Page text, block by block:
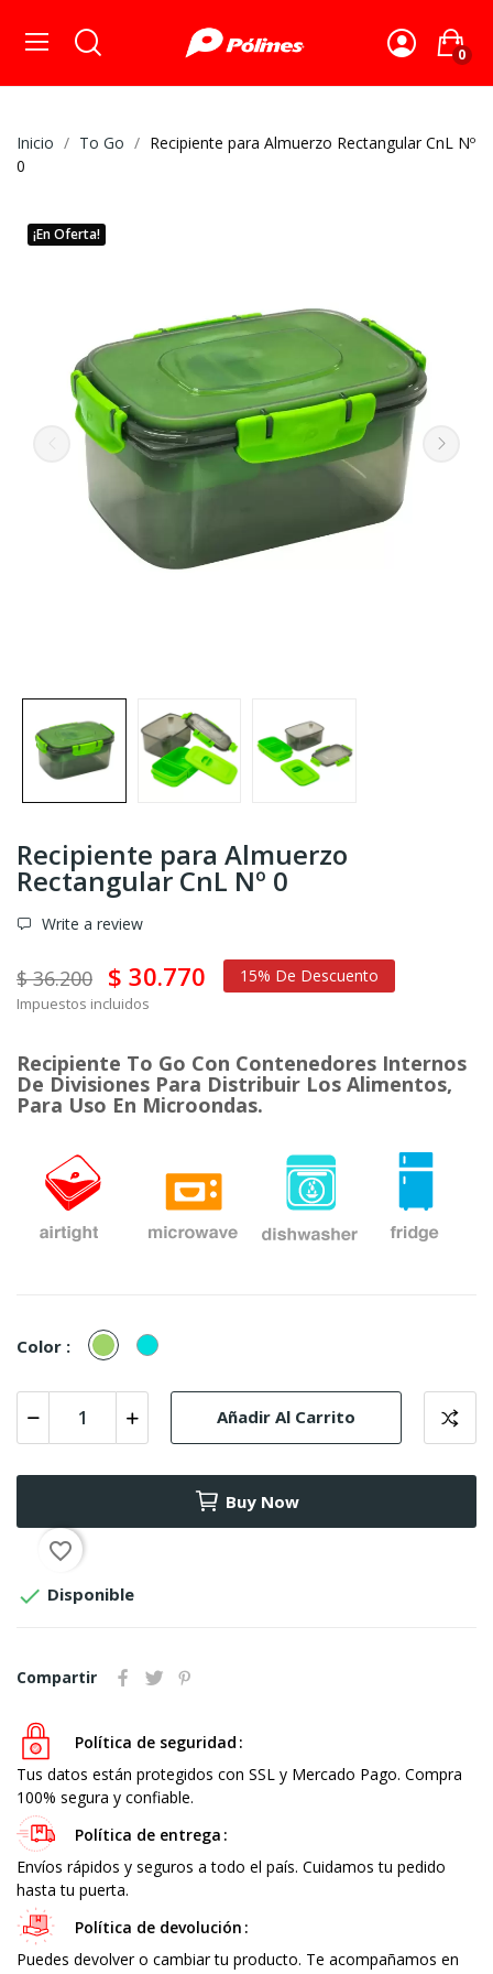
0
Inicio To Go
Recipiente para Almuerzo Rectangular CnL Nº
0
¡En Oferta!
Recipiente para Almuerzo
Rectangular CnL Nº 0
Write a review
$ 36.200 $ 30.770 15% De Descuento
Impuestos incluidos
Recipiente To Go Con Contenedores Internos
De Divisiones Para Distribuir Los Alimentos,
Para Uso En Microondas.
Color : VerdeCian
Añadir Al Carrito
Buy Now
favorite_border
 Disponible
Compartir
Política de seguridad
Tus datos están protegidos con SSL y Mercado Pago. Compra
100% segura y confiable.
Política de entrega
Envíos rápidos y seguros a todo el país. Cuidamos tu pedido
hasta tu puerta.
Política de devolución
Puedes devolver o cambiar tu producto. Te acompañamos en